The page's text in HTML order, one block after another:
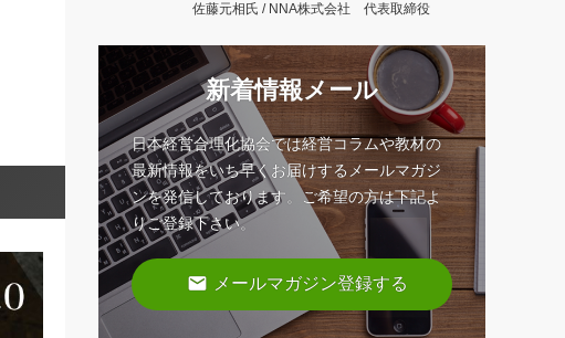
佐藤元相氏 / NNA株式会社 代表取締役
新着情報メール
日本経営合理化協会では経営コラムや教材の
最新情報をいち早くお届けするメールマガジ
ンを発信しております。ご希望の方は下記よ
りご登録下さい。
email メールマガジン登録する